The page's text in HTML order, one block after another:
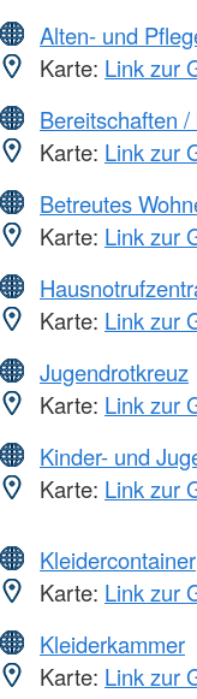
Alten- und
Karte: Link zur
Bereitschaften
Karte: Link zur
Betreutes
Karte: Link zur
Karte: Link zur
Jugendrotkreuz
Karte: Link zur
Kinder- und
Karte: Link zur
Kleidercontainer
Karte: Link zur
Kleiderkammer
Karte: Link zur